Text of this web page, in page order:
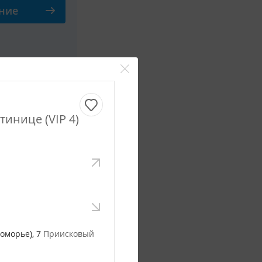
Смотреть все фото
Смотреть все фото
(VIP 4)
7 Приисковый